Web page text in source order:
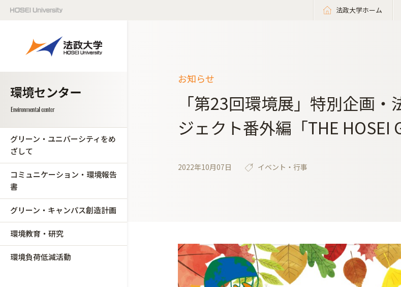
法政大学ホーム
グリーン・ユニバーシティをめ
ざして
コミュニケーション・環境報告
書
グリーン・キャンパス創造計画
環境教育・研究
環境負荷低減活動
お知らせ
「第23回環境展」特別企画
ジェクト番外編「THE HOSEI
2022年10月07日 イベント・行事